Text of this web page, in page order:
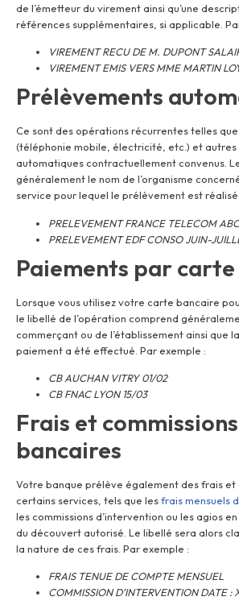
de l’émetteur du virement ainsi qu’une
références supplémentaires, si applicable.
VIREMENT RECU DE M. DUPONT
VIREMENT EMIS VERS MME MARTIN
Prélèvements
Ce sont des opérations récurrentes telles
(téléphonie mobile, électricité, etc.) et autres
automatiques contractuellement convenus.
généralement le nom de l’organisme
service pour lequel le prélèvement est
PRELEVEMENT FRANCE TELECOM
PRELEVEMENT EDF CONSO JUIN-
Paiements par
Lorsque vous utilisez votre carte bancaire
le libellé de l’opération comprend
commerçant ou de l’établissement ainsi que
paiement a été effectué. Par exemple :
CB AUCHAN VITRY 01/02
CB FNAC LYON 15/03
Frais et commissions
bancaires
Votre banque prélève également des frais et
certains services, tels que lesfrais mensuels
les commissions d’intervention ou les agios
du découvert autorisé. Le libellé sera alors
la nature de ces frais. Par exemple :
FRAIS TENUE DE COMPTE MENSUEL
COMMISSION D’INTERVENTION DATE :